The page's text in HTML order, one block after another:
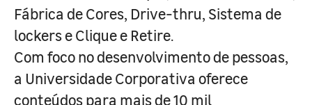
Fábrica de Cores, Drive-thru, Sistema de
lockers e Clique e Retire.
Com foco no desenvolvimento de pessoas,
a Universidade Corporativa oferece
conteúdos para mais de 10 mil